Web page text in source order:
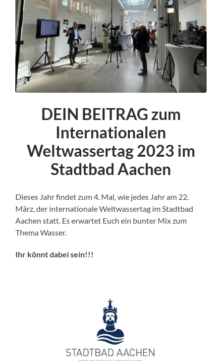
DEIN BEITRAG zum
Internationalen
Weltwassertag 2023 im
Stadtbad Aachen
Dieses Jahr findet zum 4. Mal, wie jedes Jahr am 22.
März, der internationale Weltwassertag im Stadtbad
Aachen statt. Es erwartet Euch ein bunter Mix zum
Thema Wasser.
Ihr könnt dabei sein!!!